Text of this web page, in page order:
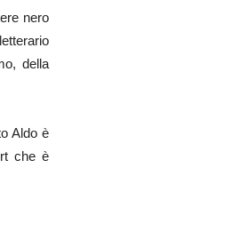
nero
della
Aldo è
che è